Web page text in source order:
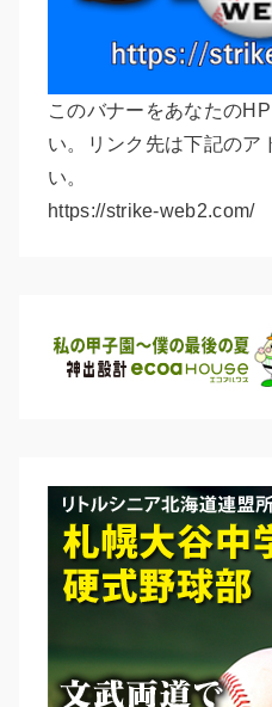
このバナーをあなたの
い。リンク先は下記のア
い。
https://strike-web2.com/